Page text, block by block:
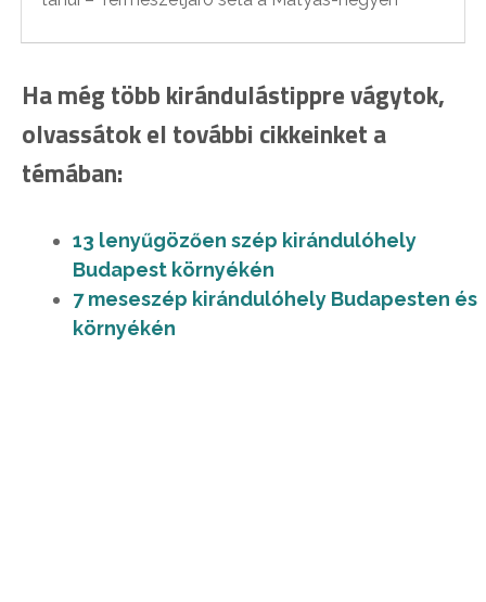
Ha még több kirándulástippre vágytok,
olvassátok el további cikkeinket a
témában:
13 lenyűgözően szép kirándulóhely
Budapest környékén
7 meseszép kirándulóhely Budapesten és
környékén